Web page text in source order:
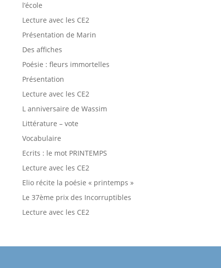
l’école
Lecture avec les CE2
Présentation de Marin
Des affiches
Poésie : fleurs immortelles
Présentation
Lecture avec les CE2
L anniversaire de Wassim
Littérature – vote
Vocabulaire
Ecrits : le mot PRINTEMPS
Lecture avec les CE2
Elio récite la poésie « printemps »
Le 37ème prix des Incorruptibles
Lecture avec les CE2